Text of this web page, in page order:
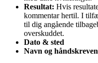
Resultat: Hvis
kommentar hertil. I
til dig angående
overskuddet.
Dato & sted
Navn og